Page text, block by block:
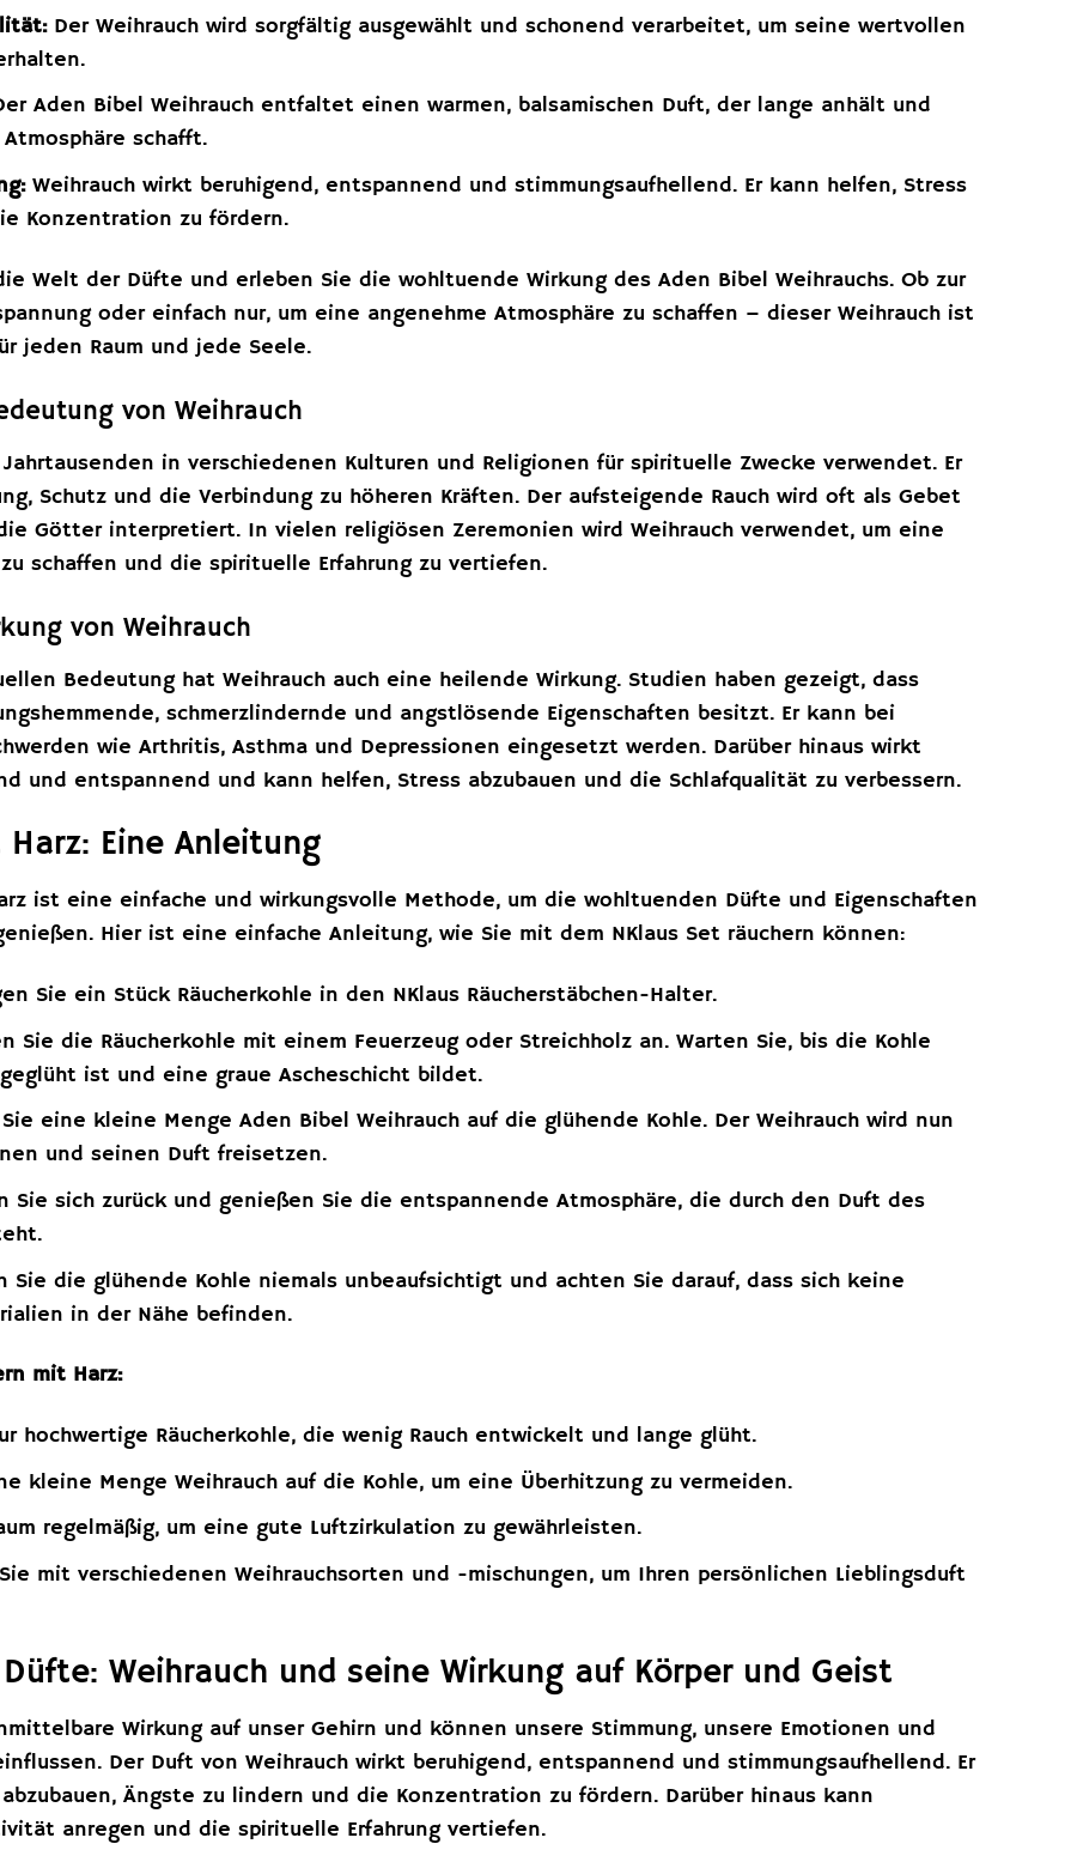
Der Weihrauch wird sorgfältig ausgewählt und schonend verarbeitet, um seine wertvollen
Aden Bibel Weihrauch entfaltet einen warmen, balsamischen Duft, der lange anhält und
schafft.
Weihrauch wirkt beruhigend, entspannend und stimmungsaufhellend. Er kann helfen, Stress
Konzentration zu fördern.
Welt der Düfte und erleben Sie die wohltuende Wirkung des Aden Bibel Weihrauchs. Ob zur
oder einfach nur, um eine angenehme Atmosphäre zu schaffen – dieser Weihrauch ist
jeden Raum und jede Seele.
von Weihrauch
in verschiedenen Kulturen und Religionen für spirituelle Zwecke verwendet. Er
Schutz und die Verbindung zu höheren Kräften. Der aufsteigende Rauch wird oft als Gebet
Götter interpretiert. In vielen religiösen Zeremonien wird Weihrauch verwendet, um eine
schaffen und die spirituelle Erfahrung zu vertiefen.
von Weihrauch
Bedeutung hat Weihrauch auch eine heilende Wirkung. Studien haben gezeigt, dass
schmerzlindernde und angstlösende Eigenschaften besitzt. Er kann bei
wie Arthritis, Asthma und Depressionen eingesetzt werden. Darüber hinaus wirkt
und entspannend und kann helfen, Stress abzubauen und die Schlafqualität zu verbessern.
Eine Anleitung
ist eine einfache und wirkungsvolle Methode, um die wohltuenden Düfte und Eigenschaften
Hier ist eine einfache Anleitung, wie Sie mit dem NKlaus Set räuchern können:
Sie ein Stück Räucherkohle in den NKlaus Räucherstäbchen-Halter.
Sie die Räucherkohle mit einem Feuerzeug oder Streichholz an. Warten Sie, bis die Kohle
ist und eine graue Ascheschicht bildet.
eine kleine Menge Aden Bibel Weihrauch auf die glühende Kohle. Der Weihrauch wird nun
und seinen Duft freisetzen.
Sie sich zurück und genießen Sie die entspannende Atmosphäre, die durch den Duft des
Sie die glühende Kohle niemals unbeaufsichtigt und achten Sie darauf, dass sich keine
in der Nähe befinden.
mit Harz:
hochwertige Räucherkohle, die wenig Rauch entwickelt und lange glüht.
kleine Menge Weihrauch auf die Kohle, um eine Überhitzung zu vermeiden.
regelmäßig, um eine gute Luftzirkulation zu gewährleisten.
mit verschiedenen Weihrauchsorten und -mischungen, um Ihren persönlichen Lieblingsduft
Weihrauch und seine Wirkung auf Körper und Geist
Wirkung auf unser Gehirn und können unsere Stimmung, unsere Emotionen und
Der Duft von Weihrauch wirkt beruhigend, entspannend und stimmungsaufhellend. Er
Ängste zu lindern und die Konzentration zu fördern. Darüber hinaus kann
anregen und die spirituelle Erfahrung vertiefen.